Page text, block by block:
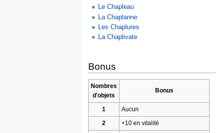
Le Chapleau
La Chaplanne
Les Chaplures
La Chaplivate
Bonus
Nombres
d'objets
Bonus
1
Aucun
2
+10 en vitalité